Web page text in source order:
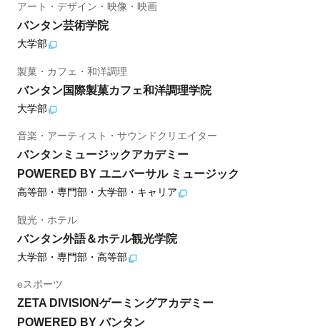
アート・デザイン・映像・映画
バンタン芸術学院
大学部
製菓・カフェ・和洋調理
バンタン国際製菓カフェ和洋調理学院
大学部
音楽・アーティスト・サウンドクリエイター
バンタンミュージックアカデミー
POWERED BY ユニバーサル ミュージック
高等部・専門部・大学部・キャリア
観光・ホテル
バンタン外語＆ホテル観光学院
大学部・専門部・高等部
eスポーツ
ZETA DIVISIONゲーミングアカデミー
POWERED BY バンタン